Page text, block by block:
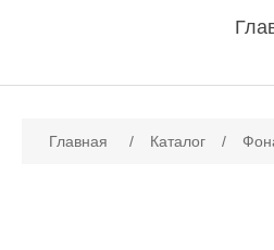
Главная / Каталог /